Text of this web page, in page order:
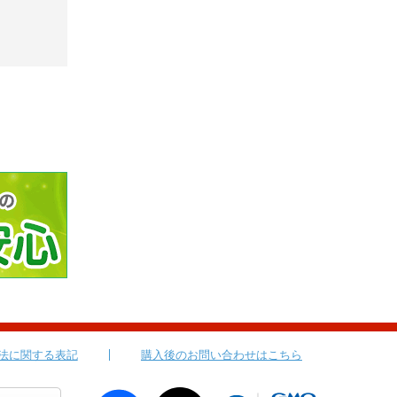
に関する表記 購入後のお問い合わせはこちら